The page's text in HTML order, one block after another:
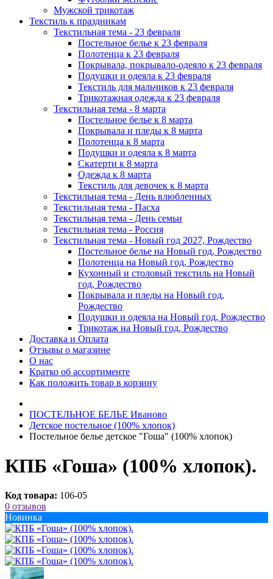
Мужской трикотаж
Текстиль к праздникам
Текстильная тема - 23 февраля
Постельное белье к 23 февраля
Полотенца к 23 февраля
Покрывала, покрывало-одеяло к 23 февраля
Подушки и одеяла к 23 февраля
Текстиль для мальчиков к 23 февраля
Трикотажная одежда к 23 февраля
Текстильная тема - 8 марта
Постельное белье к 8 марта
Покрывала и пледы к 8 марта
Полотенца к 8 марта
Подушки и одеяла к 8 марта
Скатерти к 8 марта
Одежда к 8 марта
Текстиль для девочек к 8 марта
Текстильная тема - День влюбленных
Текстильная тема - Пасха
Текстильная тема - День семьи
Текстильная тема - Россия
Текстильная тема - Новый год 2027, Рождество
Постельное белье на Новый год, Рождество
Полотенца на Новый год, Рождество
Кухонный и столовый текстиль на Новый
год, Рождество
Покрывала и пледы на Новый год,
Рождество
Подушки и одеяла на Новый год, Рождество
Трикотаж на Новый год, Рождество
Доставка и Оплата
Отзывы о магазине
О нас
Кратко об ассортименте
Как положить товар в корзину
ПОСТЕЛЬНОE БЕЛЬE Иваново
Детское постельное (100% хлопок)
Постельное белье детское "Гоша" (100% хлопок)
КПБ «Гоша» (100% хлопок).
Код товара: 106-05
0 отзывов
Новинка